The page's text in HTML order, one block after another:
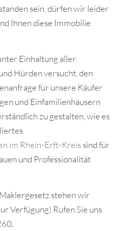
sein, dürfen wir leider
Ihnen diese Immobilie
Einhaltung aller
Hürden versucht, den
für unsere Käufer
und Einfamilienhäusern
zu gestalten, wie es
im Rhein-Erft-Kreissind für
und Professionalität
stehen wir
Verfügung! Rufen Sie uns